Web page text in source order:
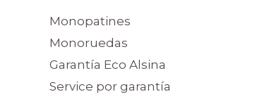
Monopatines
Monoruedas
Garantía Eco Alsina
Service por garantía